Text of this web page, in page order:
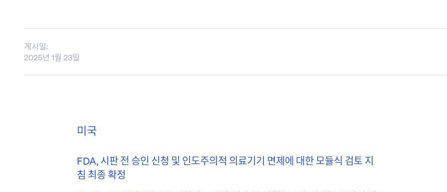
게시일:
2025년 1월 23일
미국
FDA, 시판 전 승인 신청 및 인도주의적 의료기기 면제에 대한 모듈식 검토 지
침 최종 확정